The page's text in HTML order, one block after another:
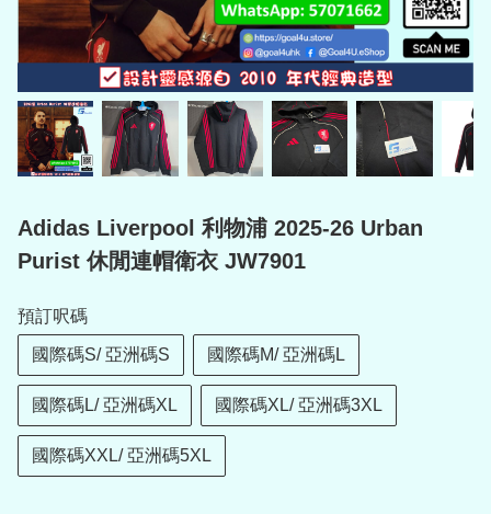
Adidas Liverpool 利物浦 2025-26 Urban
Purist 休閒連帽衛衣 JW7901
預訂呎碼
國際碼S/ 亞洲碼S 國際碼M/ 亞洲碼L
國際碼L/ 亞洲碼XL 國際碼XL/ 亞洲碼3XL
國際碼XXL/ 亞洲碼5XL